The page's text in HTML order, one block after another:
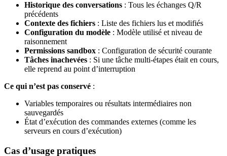
Historique des conversations : Tous les échanges Q/R
précédents
Contexte des fichiers : Liste des fichiers lus et modifiés
Configuration du modèle : Modèle utilisé et niveau de
raisonnement
Permissions sandbox : Configuration de sécurité courante
Tâches inachevées : Si une tâche multi-étapes était en cours,
elle reprend au point d’interruption
Ce qui n’est pas conservé :
Variables temporaires ou résultats intermédiaires non
sauvegardés
État d’exécution des commandes externes (comme les
serveurs en cours d’exécution)
Cas d’usage pratiques